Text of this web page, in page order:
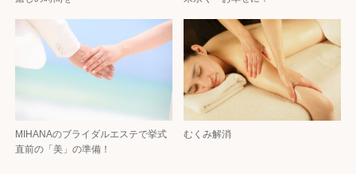
MIHANAのブライダルエステで挙式
直前の「美」の準備！
むくみ解消